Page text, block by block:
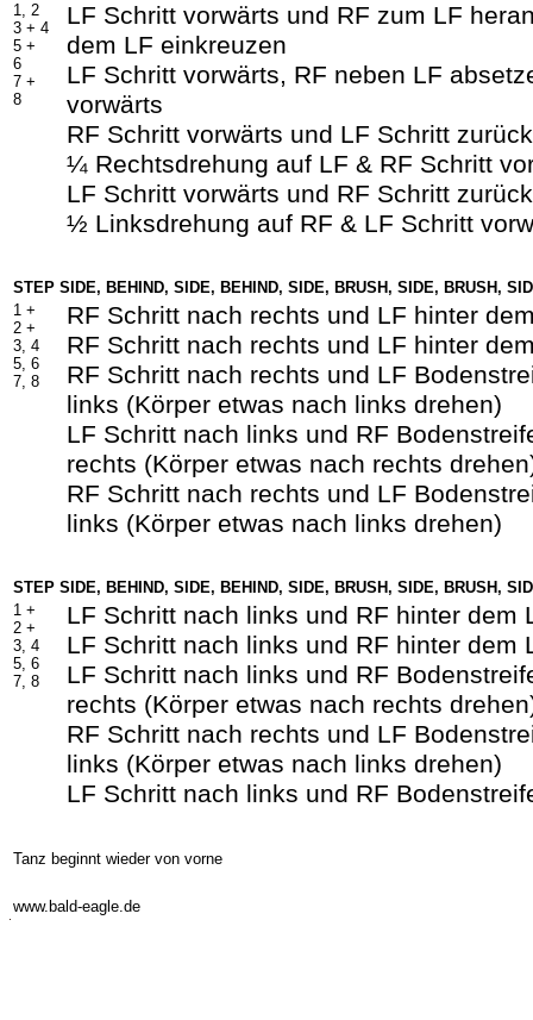
1, 2
3 + 4
5 +
6
7 +
8
LF Schritt vorwärts und RF zum LF
dem LF einkreuzen
LF Schritt vorwärts, RF neben LF
vorwärts
RF Schritt vorwärts und LF Schritt zurück
¼ Rechtsdrehung auf LF & RF Schritt
LF Schritt vorwärts und RF Schritt zurück
½ Linksdrehung auf RF & LF Schritt
STEP SIDE, BEHIND, SIDE, BEHIND, SIDE, BRUSH, SIDE, BRUSH,
1 +
2 +
3, 4
5, 6
7, 8
RF Schritt nach rechts und LF hinter
RF Schritt nach rechts und LF hinter
RF Schritt nach rechts und LF
links (Körper etwas nach links drehen)
LF Schritt nach links und RF
rechts (Körper etwas nach rechts
RF Schritt nach rechts und LF
links (Körper etwas nach links drehen)
STEP SIDE, BEHIND, SIDE, BEHIND, SIDE, BRUSH, SIDE, BRUSH,
1 +
2 +
3, 4
5, 6
7, 8
LF Schritt nach links und RF hinter dem
LF Schritt nach links und RF hinter dem
LF Schritt nach links und RF
rechts (Körper etwas nach rechts
RF Schritt nach rechts und LF
links (Körper etwas nach links drehen)
LF Schritt nach links und RF
Tanz beginnt wieder von vorne
www.bald-eagle.de